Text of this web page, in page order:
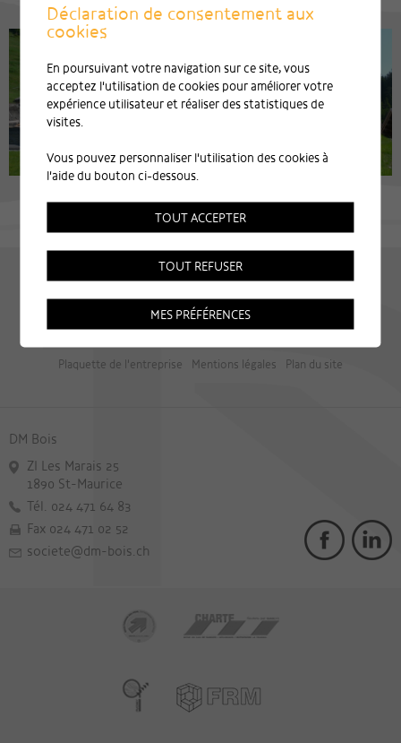
Plaquette de l'entreprise Mentions légales Plan du site
DM Bois
ZI Les Marais 25
1890 St-Maurice
Tél. 024 471 64 83
Fax 024 471 02 52
societe@dm-bois.ch
Déclaration de consentement aux
cookies
En poursuivant votre navigation sur ce site, vous
acceptez l'utilisation de cookies pour améliorer votre
expérience utilisateur et réaliser des statistiques de
visites.
Vous pouvez personnaliser l'utilisation des cookies à
l'aide du bouton ci-dessous.
TOUT ACCEPTER
TOUT REFUSER
MES PRÉFÉRENCES